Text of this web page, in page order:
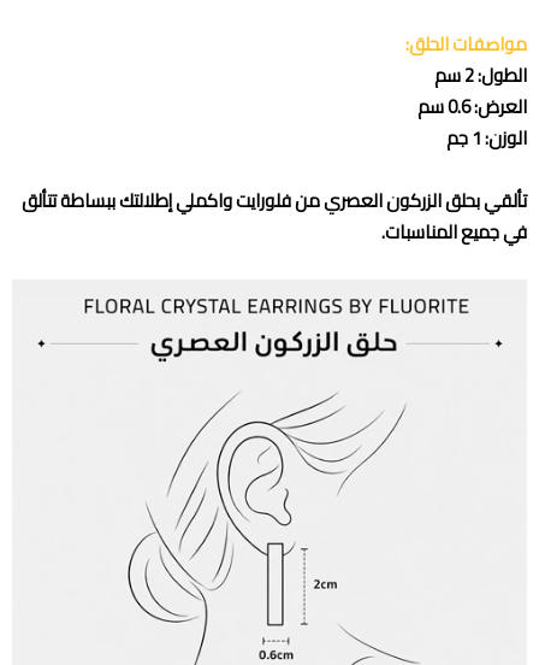
مواصفات الحلق:
الطول: 2 سم
العرض: 0.6 سم
الوزن: 1 جم
تألقي بحلق الزركون العصري من فلورايت واكملي إطلالتك ببساطة تتألق
في جميع المناسبات.